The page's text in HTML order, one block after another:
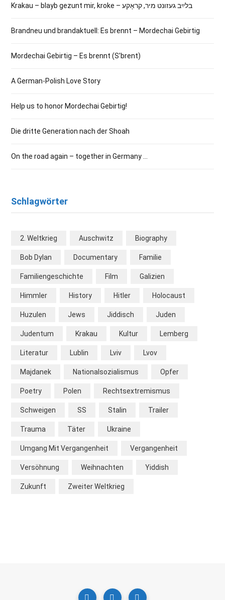
Krakau – blayb gezunt mir, kroke – בלײַב געזונט מיר, קראָקע
Brandneu und brandaktuell: Es brennt – Mordechai Gebirtig
Mordechai Gebirtig – Es brennt (S’brent)
A German-Polish Love Story
Help us to honor Mordechai Gebirtig!
Die dritte Generation nach der Shoah
On the road again – together in Germany …
Schlagwörter
2. Weltkrieg Auschwitz Biography
Bob Dylan Documentary Familie
Familiengeschichte Film Galizien
Himmler History Hitler Holocaust
Huzulen Jews Jiddisch Juden
Judentum Krakau Kultur Lemberg
Literatur Lublin Lviv Lvov
Majdanek Nationalsozialismus Opfer
Poetry Polen Rechtsextremismus
Schweigen SS Stalin Trailer
Trauma Täter Ukraine
Umgang Mit Vergangenheit Vergangenheit
Versöhnung Weihnachten Yiddish
Zukunft Zweiter Weltkrieg